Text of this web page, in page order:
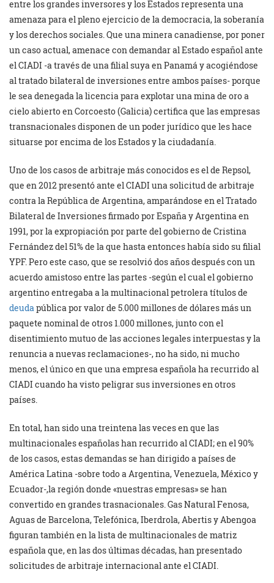
entre los grandes inversores y los Estados representa una
amenaza para el pleno ejercicio de la democracia, la soberanía
y los derechos sociales. Que una minera canadiense, por poner
un caso actual, amenace con demandar al Estado español ante
el CIADI -a través de una filial suya en Panamá y acogiéndose
al tratado bilateral de inversiones entre ambos países- porque
le sea denegada la licencia para explotar una mina de oro a
cielo abierto en Corcoesto (Galicia) certifica que las empresas
transnacionales disponen de un poder jurídico que les hace
situarse por encima de los Estados y la ciudadanía.
Uno de los casos de arbitraje más conocidos es el de Repsol,
que en 2012 presentó ante el CIADI una solicitud de arbitraje
contra la República de Argentina, amparándose en el Tratado
Bilateral de Inversiones firmado por España y Argentina en
1991, por la expropiación por parte del gobierno de Cristina
Fernández del 51% de la que hasta entonces había sido su filial
YPF. Pero este caso, que se resolvió dos años después con un
acuerdo amistoso entre las partes -según el cual el gobierno
argentino entregaba a la multinacional petrolera títulos de
deuda pública por valor de 5.000 millones de dólares más un
paquete nominal de otros 1.000 millones, junto con el
disentimiento mutuo de las acciones legales interpuestas y la
renuncia a nuevas reclamaciones-, no ha sido, ni mucho
menos, el único en que una empresa española ha recurrido al
CIADI cuando ha visto peligrar sus inversiones en otros
países.
En total, han sido una treintena las veces en que las
multinacionales españolas han recurrido al CIADI; en el 90%
de los casos, estas demandas se han dirigido a países de
América Latina -sobre todo a Argentina, Venezuela, México y
Ecuador-,la región donde «nuestras empresas» se han
convertido en grandes trasnacionales. Gas Natural Fenosa,
Aguas de Barcelona, Telefónica, Iberdrola, Abertis y Abengoa
figuran también en la lista de multinacionales de matriz
española que, en las dos últimas décadas, han presentado
solicitudes de arbitraje internacional ante el CIADI.